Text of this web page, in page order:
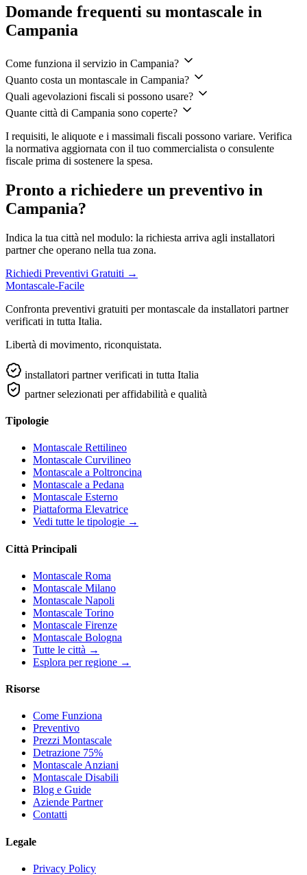
Domande frequenti su montascale in
Campania
Come funziona il servizio in Campania?
Quanto costa un montascale in Campania?
Quali agevolazioni fiscali si possono usare?
Quante città di Campania sono coperte?
I requisiti, le aliquote e i massimali fiscali possono variare. Verifica
la normativa aggiornata con il tuo commercialista o consulente
fiscale prima di sostenere la spesa.
Pronto a richiedere un preventivo in
Campania?
Indica la tua città nel modulo: la richiesta arriva agli installatori
partner che operano nella tua zona.
Richiedi Preventivi Gratuiti →
Montascale-Facile
Confronta preventivi gratuiti per montascale da installatori partner
verificati in tutta Italia.
Libertà di movimento, riconquistata.
installatori partner verificati in tutta Italia
partner selezionati per affidabilità e qualità
Tipologie
Montascale Rettilineo
Montascale Curvilineo
Montascale a Poltroncina
Montascale a Pedana
Montascale Esterno
Piattaforma Elevatrice
Vedi tutte le tipologie →
Città Principali
Montascale Roma
Montascale Milano
Montascale Napoli
Montascale Torino
Montascale Firenze
Montascale Bologna
Tutte le città →
Esplora per regione →
Risorse
Come Funziona
Preventivo
Prezzi Montascale
Detrazione 75%
Montascale Anziani
Montascale Disabili
Blog e Guide
Aziende Partner
Contatti
Legale
Privacy Policy